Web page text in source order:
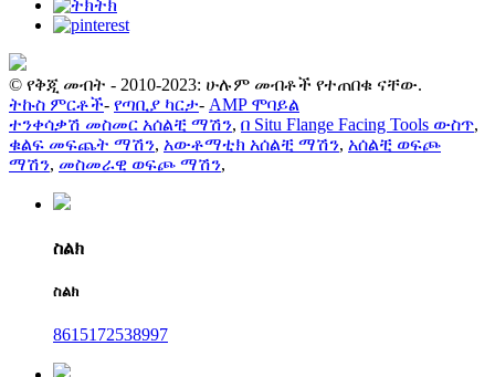
© የቅጂ መብት - 2010-2023: ሁሉም መብቶች የተጠበቁ ናቸው.
ትኩስ ምርቶች- የጣቢያ ካርታ- AMP ሞባይል
ተንቀሳቃሽ መስመር አሰልቺ ማሽን, በ Situ Flange Facing Tools ውስጥ,
ቁልፍ መፍጨት ማሽን, አውቶማቲክ አሰልቺ ማሽን, አሰልቺ ወፍጮ
ማሽን, መስመራዊ ወፍጮ ማሽን,
ስልክ
ስልክ
8615172538997